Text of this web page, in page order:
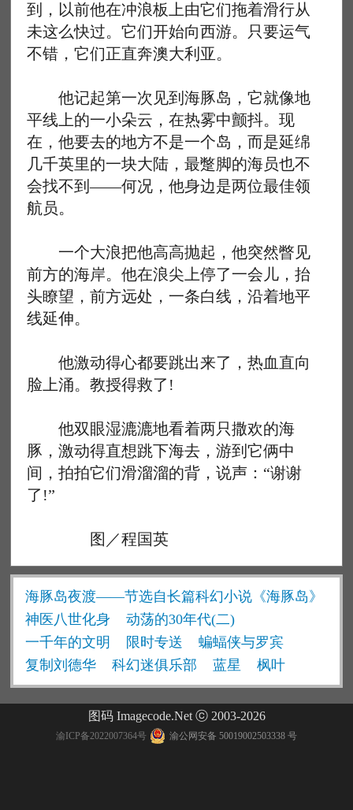
到，以前他在冲浪板上由它们拖着滑行从
未这么快过。它们开始向西游。只要运气
不错，它们正直奔澳大利亚。
他记起第一次见到海豚岛，它就像地
平线上的一小朵云，在热雾中颤抖。现
在，他要去的地方不是一个岛，而是延绵
几千英里的一块大陆，最蹩脚的海员也不
会找不到——何况，他身边是两位最佳领
航员。
一个大浪把他高高抛起，他突然瞥见
前方的海岸。他在浪尖上停了一会儿，抬
头瞭望，前方远处，一条白线，沿着地平
线延伸。
他激动得心都要跳出来了，热血直向
脸上涌。教授得救了!
他双眼湿漉漉地看着两只撒欢的海
豚，激动得直想跳下海去，游到它俩中
间，拍拍它们滑溜溜的背，说声：“谢谢
了!”
图／程国英
海豚岛夜渡——节选自长篇科幻小说《海豚岛》
神医八世化身
动荡的30年代(二)
一千年的文明
限时专送
蝙蝠侠与罗宾
复制刘德华
科幻迷俱乐部 蓝星 枫叶
图码 Imagecode.Net ⓒ 2003-2026
渝ICP备2022007364号 渝公网安备 50019002503338 号